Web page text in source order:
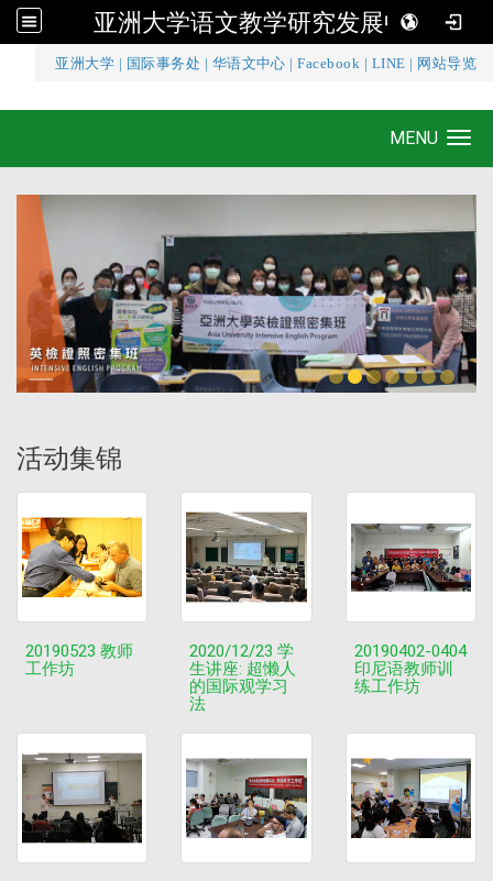
亚洲大学语文教学研究发展中心
亚洲大学 国际事务处 华语文中心 |Facebook LINE 网站导览
亚洲大学语文教学研究发展中心
MENU
活动集锦
20190523 教师
工作坊
2020/12/23 学
生讲座: 超懒人
的国际观学习
法
20190402-0404
印尼语教师训
练工作坊